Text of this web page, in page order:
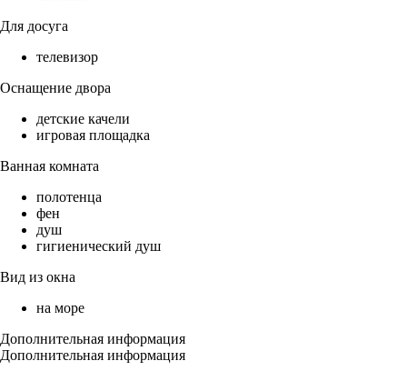
Для досуга
телевизор
Оснащение двора
детские качели
игровая площадка
Ванная комната
полотенца
фен
душ
гигиенический душ
Вид из окна
на море
Дополнительная информация
Дополнительная информация